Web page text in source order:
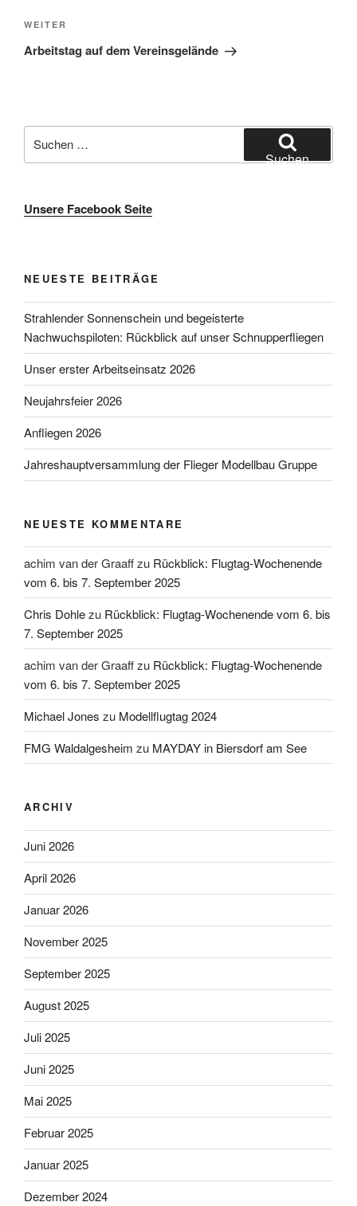
Nächster
Beitrag
WEITER
Arbeitstag auf dem Vereinsgelände
nach:
Suchen
Unsere Facebook Seite
NEUESTE BEITRÄGE
Strahlender Sonnenschein und begeisterte
Nachwuchspiloten: Rückblick auf unser Schnupperfliegen
Unser erster Arbeitseinsatz 2026
Neujahrsfeier 2026
Anfliegen 2026
Jahreshauptversammlung der Flieger Modellbau Gruppe
NEUESTE KOMMENTARE
achim van der Graaffzu Rückblick: Flugtag-Wochenende
vom 6. bis 7. September 2025
Chris Dohlezu Rückblick: Flugtag-Wochenende vom 6. bis
7. September 2025
achim van der Graaffzu Rückblick: Flugtag-Wochenende
vom 6. bis 7. September 2025
Michael Jones zu Modellflugtag 2024
FMG Waldalgesheim zu MAYDAY in Biersdorf am See
ARCHIV
Juni 2026
April 2026
Januar 2026
November 2025
September 2025
August 2025
Juli 2025
Juni 2025
Mai 2025
Februar 2025
Januar 2025
Dezember 2024